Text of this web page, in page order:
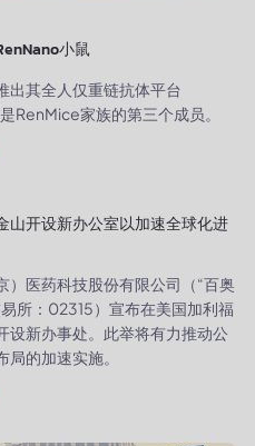
小鼠
出其全人仅重链抗体平台
RenMice家族的第三个成员。
山开设新办公室以加速全球化进
）医药科技股份有限公司（“百奥
所：02315）宣布在美国加利福
设新办事处。此举将有力推动公
的加速实施。